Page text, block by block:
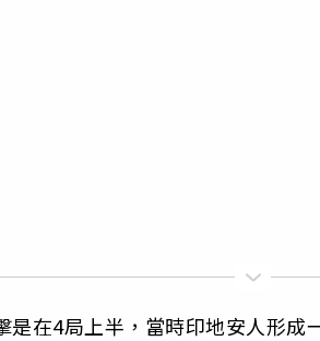
是在4局上半，當時印地安人形